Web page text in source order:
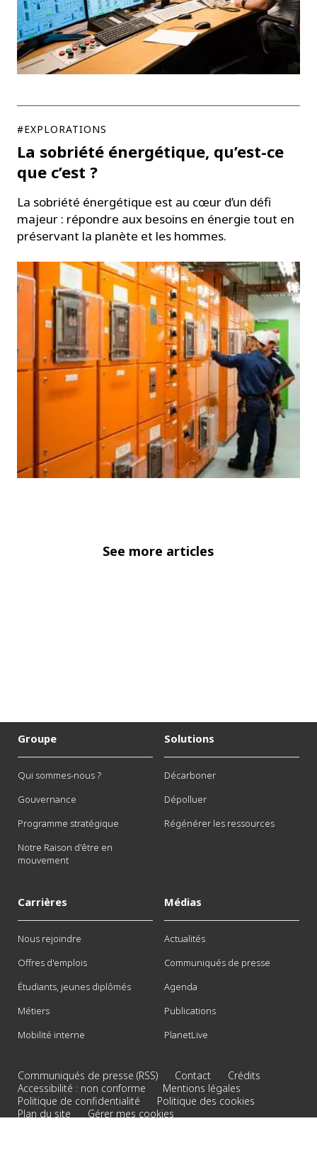
#EXPLORATIONS
La sobriété énergétique, qu’est-ce
que c’est ?
La sobriété énergétique est au cœur d’un défi
majeur : répondre aux besoins en énergie tout en
préservant la planète et les hommes.
See more articles
Groupe
Qui sommes-nous ?
Gouvernance
Programme stratégique
Notre Raison d'être en
mouvement
Solutions
Décarboner
Dépolluer
Régénérer les ressources
Carrières
Nous rejoindre
Offres d'emplois
Étudiants, jeunes diplômés
Métiers
Mobilité interne
Médias
Actualités
Communiqués de presse
Agenda
Publications
PlanetLive
Communiqués de presse (RSS) Contact
Crédits
Accessibilité : non conforme
Mentions légales
Politique de confidentialité
Politique des cookies
Plan du site
Gérer mes cookies